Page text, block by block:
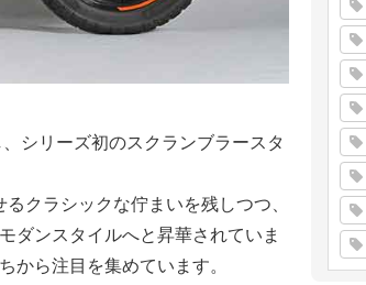
シリーズ初のスクランブラースタ
クラシックな佇まいを残しつつ、
ダンスタイルへと昇華されていま
から注目を集めています。